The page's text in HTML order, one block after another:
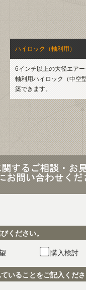
ハイロック（軸利用）
6インチ以上の大径エア
軸利用ハイロック（中空
築できます。
ください。
購入検討
いることをご記入くだ